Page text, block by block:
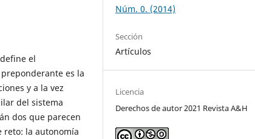
el
es la
y a la vez
del sistema
dos que parecen
reto: la autonomía
Núm. 0. (2014)
Sección
Artículos
Licencia
Derechos de autor 2021 Revista A&H